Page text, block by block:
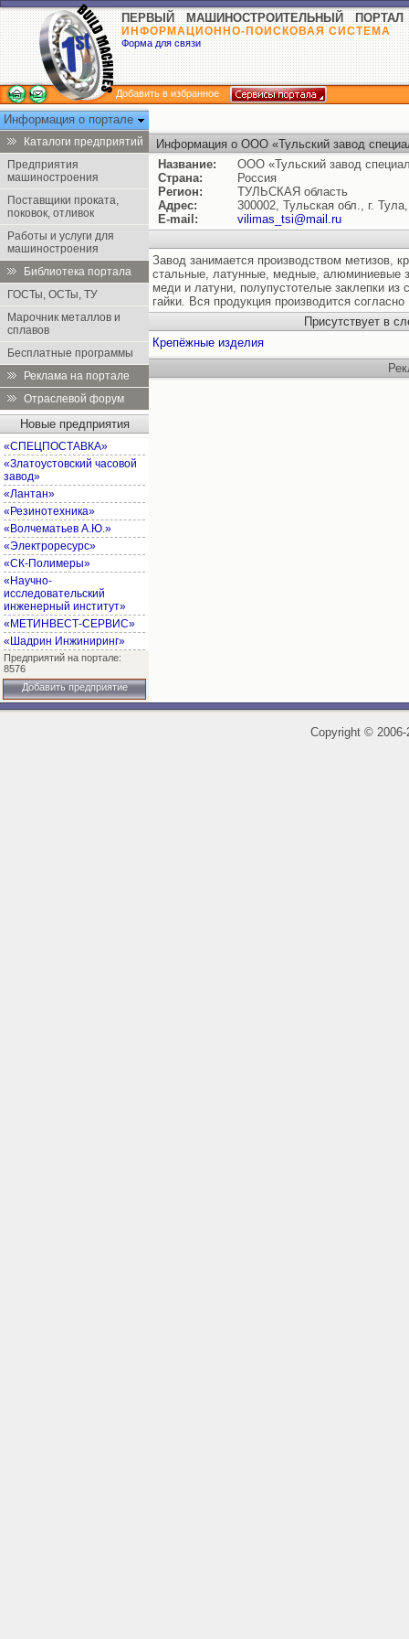
ПЕРВЫЙ МАШИНОСТРОИТЕЛЬНЫЙ ПОРТАЛ
ИНФОРМАЦИОННО-ПОИСКОВАЯ СИСТЕМА
Форма для связи
Добавить в избранное
Информация о портале
Каталоги предприятий
Предприятия
машиностроения
Поставщики проката,
поковок, отливок
Работы и услуги для
машиностроения
Библиотека портала
ГОСТы, ОСТы, ТУ
Марочник металлов и
сплавов
Бесплатные программы
Реклама на портале
Отраслевой форум
Новые предприятия
«СПЕЦПОСТАВКА»
«Златоустовский часовой
завод»
«Лантан»
«Резинотехника»
«Волчематьев А.Ю.»
«Электроресурс»
«СК-Полимеры»
«Научно-
исследовательский
инженерный институт»
«МЕТИНВЕСТ-СЕРВИС»
«Шадрин Инжиниринг»
Предприятий на портале:
8576
Добавить предприятие
Информация о ООО «Тульский завод
Название:
ООО «Тульский завод
Страна:
Россия
Регион:
ТУЛЬСКАЯ область
Адрес:
300002, Тульская обл., г.
E-mail:
vilimas_tsi@mail.ru
Завод занимается производством метизов,
стальные, латунные, медные, алюминиевые
меди и латуни, полупустотелые заклепки
гайки. Вся продукция производится
Присутствует в
Крепёжные изделия
Copyright ©